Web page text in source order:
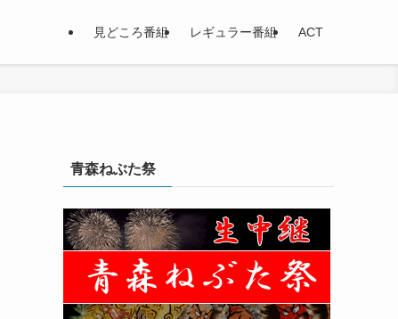
見どころ番組 レギュラー番組 ACT
青森ねぶた祭